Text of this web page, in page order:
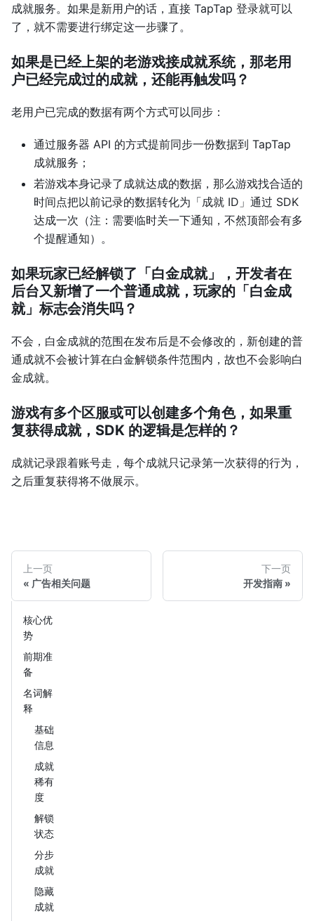
成就服务。如果是新用户的话，直接 TapTap 登录就可以
了，就不需要进行绑定这一步骤了。
如果是已经上架的老游戏接成就系统，那老用
户已经完成过的成就，还能再触发吗？
老用户已完成的数据有两个方式可以同步：
通过服务器 API 的方式提前同步一份数据到 TapTap
成就服务；
若游戏本身记录了成就达成的数据，那么游戏找合适的
时间点把以前记录的数据转化为「成就 ID」通过 SDK
达成一次（注：需要临时关一下通知，不然顶部会有多
个提醒通知）。
如果玩家已经解锁了「白金成就」，开发者在
后台又新增了一个普通成就，玩家的「白金成
就」标志会消失吗？
不会，白金成就的范围在发布后是不会修改的，新创建的普
通成就不会被计算在白金解锁条件范围内，故也不会影响白
金成就。
游戏有多个区服或可以创建多个角色，如果重
复获得成就，SDK 的逻辑是怎样的？
成就记录跟着账号走，每个成就只记录第一次获得的行为，
之后重复获得将不做展示。
上一页
广告相关问题
下一页
开发指南
核心优
势
前期准
备
名词解
释
基础
信息
成就
稀有
度
解锁
状态
分步
成就
隐藏
成就